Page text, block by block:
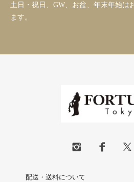
土日・祝日、GW、お盆、年末年始は
ます。
配送・送料について